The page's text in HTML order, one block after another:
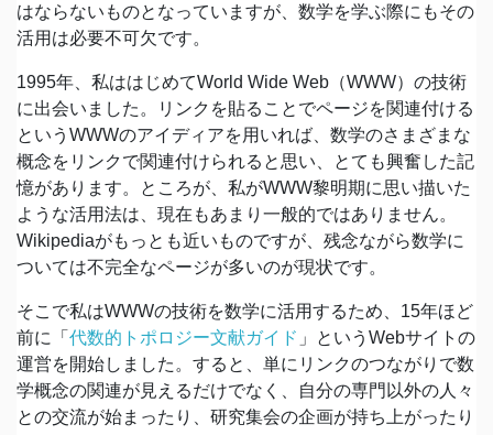
はならないものとなっていますが、数学を学ぶ際にもその
活用は必要不可欠です。
1995年、私ははじめてWorld Wide Web（WWW）の技術
に出会いました。リンクを貼ることでページを関連付ける
というWWWのアイディアを用いれば、数学のさまざまな
概念をリンクで関連付けられると思い、とても興奮した記
憶があります。ところが、私がWWW黎明期に思い描いた
ような活用法は、現在もあまり一般的ではありません。
Wikipediaがもっとも近いものですが、残念ながら数学に
ついては不完全なページが多いのが現状です。
そこで私はWWWの技術を数学に活用するため、15年ほど
前に「 代数的トポロジー文献ガイド 」というWebサイトの
運営を開始しました。すると、単にリンクのつながりで数
学概念の関連が見えるだけでなく、自分の専門以外の人々
との交流が始まったり、研究集会の企画が持ち上がったり